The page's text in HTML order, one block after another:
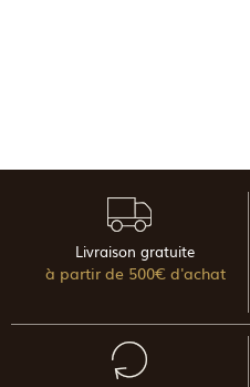
Livraison gratuite
à partir de 500€ d'achat